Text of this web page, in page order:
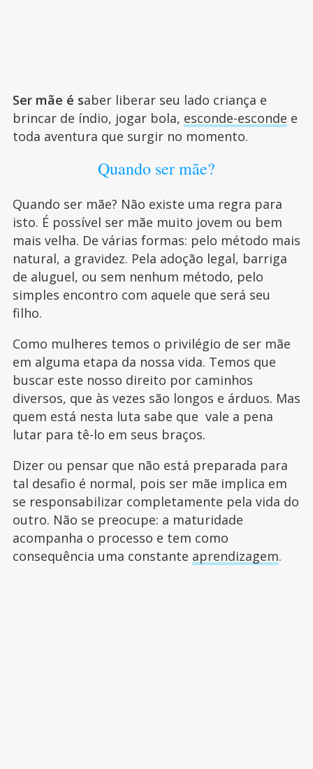
Ser mãe é saber liberar seu lado criança e
brincar de índio, jogar bola, esconde-esconde e
toda aventura que surgir no momento.
Quando ser mãe?
Quando ser mãe? Não existe uma regra para
isto. É possível ser mãe muito jovem ou bem
mais velha. De várias formas: pelo método mais
natural, a gravidez. Pela adoção legal, barriga
de aluguel, ou sem nenhum método, pelo
simples encontro com aquele que será seu
filho.
Como mulheres temos o privilégio de ser mãe
em alguma etapa da nossa vida. Temos que
buscar este nosso direito por caminhos
diversos, que às vezes são longos e árduos. Mas
quem está nesta luta sabe que vale a pena
lutar para tê-lo em seus braços.
Dizer ou pensar que não está preparada para
tal desafio é normal, pois ser mãe implica em
se responsabilizar completamente pela vida do
outro. Não se preocupe: a maturidade
acompanha o processo e tem como
consequência uma constante aprendizagem.